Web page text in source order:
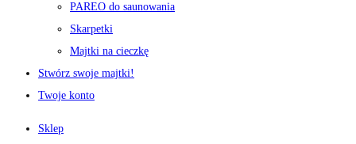
PAREO do saunowania
Skarpetki
Majtki na cieczkę
Stwórz swoje majtki!
Twoje konto
Sklep